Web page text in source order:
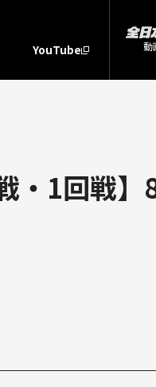
YouTube 動
・1回戦